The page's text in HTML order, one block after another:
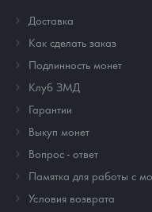
Доставка
Как сделать заказ
Подлинность монет
Клуб ЗМД
Гарантии
Выкуп монет
Вопрос - ответ
Памятка для работы с
Условия возврата